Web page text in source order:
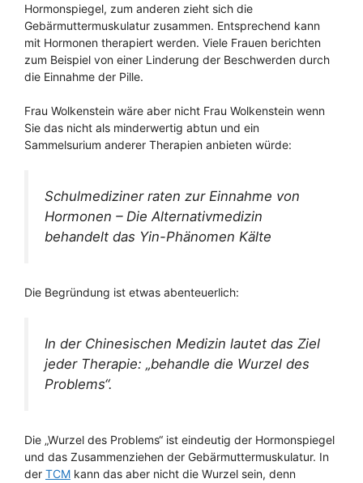
Hormonspiegel, zum anderen zieht sich die
Gebärmuttermuskulatur zusammen. Entsprechend kann
mit Hormonen therapiert werden. Viele Frauen berichten
zum Beispiel von einer Linderung der Beschwerden durch
die Einnahme der Pille.
Frau Wolkenstein wäre aber nicht Frau Wolkenstein wenn
Sie das nicht als minderwertig abtun und ein
Sammelsurium anderer Therapien anbieten würde:
Schulmediziner raten zur Einnahme von
Hormonen – Die Alternativmedizin
behandelt das Yin-Phänomen Kälte
Die Begründung ist etwas abenteuerlich:
In der Chinesischen Medizin lautet das Ziel
jeder Therapie: „behandle die Wurzel des
Problems“.
Die „Wurzel des Problems“ ist eindeutig der Hormonspiegel
und das Zusammenziehen der Gebärmuttermuskulatur. In
der TCM kann das aber nicht die Wurzel sein, denn